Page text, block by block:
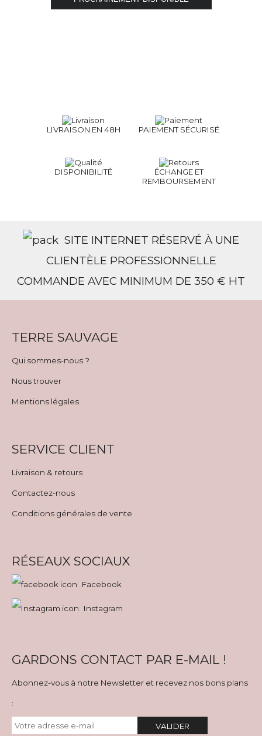
LIVRAISON EN 48H PAIEMENT SÉCURISÉ
DISPONIBILITÉ
ÉCHANGE ET
REMBOURSEMENT
SITE INTERNET RÉSERVÉ À UNE
CLIENTÈLE PROFESSIONNELLE
COMMANDE AVEC MINIMUM DE 350 € HT
TERRE SAUVAGE
Qui sommes-nous ?
Nous trouver
Mentions légales
SERVICE CLIENT
Livraison & retours
Contactez-nous
Conditions générales de vente
RÉSEAUX SOCIAUX
Facebook
Instagram
GARDONS CONTACT PAR E-MAIL !
Abonnez-vous à notre Newsletter et recevez nos bons plans
:
VALIDER